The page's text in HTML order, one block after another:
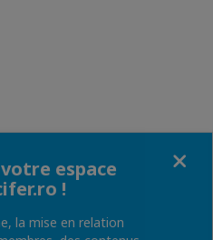
espace
!
la mise en relation